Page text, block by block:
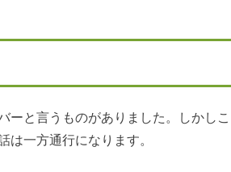
ーと言うものがありました。しかしこ
は一方通行になります。